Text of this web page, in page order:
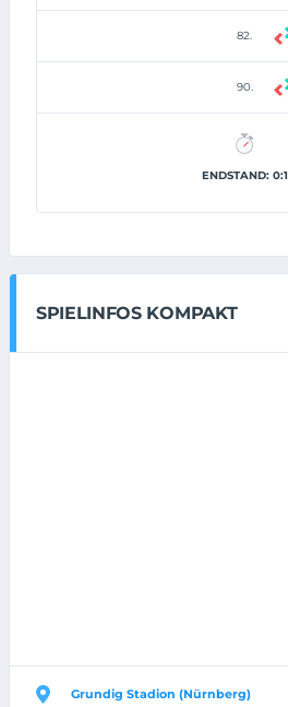
82.
90.
ENDSTAND: 0:1
SPIELINFOS KOMPAKT
Grundig Stadion (Nürnberg)